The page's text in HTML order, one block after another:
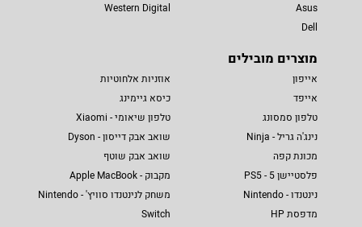
Asus
Dell
Western Digital
מוצרים מובילים
אייפון
אייפד
טלפון סמסונג
נינג'ה גריל - Ninja
מכונת קפה
פלסטיישן 5 - PS5
נינטנדו - Nintendo
מדפסת HP
אוזניות אלחוטיות
כיסא גיימינג
טלפון שיאומי - Xiaomi
שואב אבק דייסון - Dyson
שואב אבק שוטף
מקבוק - Apple MacBook
משחק לנינטנדו סוויץ' - Nintendo
Switch